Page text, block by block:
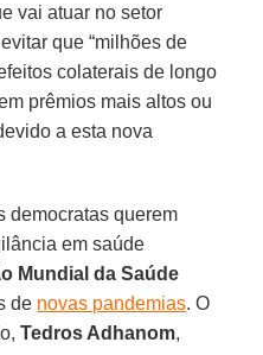
vai atuar no setor
que “milhões de
colaterais de longo
prêmios mais altos ou
a esta nova
democratas querem
em saúde
Mundial da Saúde
de novas pandemias. O
Tedros Adhanom,